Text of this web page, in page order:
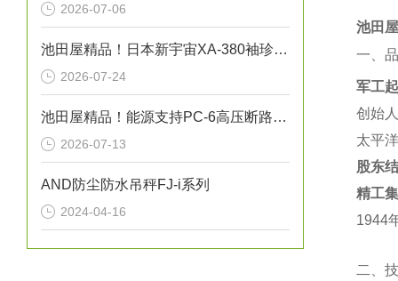
2026-07-06
池田屋精品！日本新宇宙XA-380袖珍型可燃气体探测器
2026-07-24
池田屋精品！能源支持PC-6高压断路器技术参数
2026-07-13
AND防尘防水吊秤FJ-i系列
2024-04-16
池田
一、
军工
创始人‌
太平
股东
精工
1944
二、